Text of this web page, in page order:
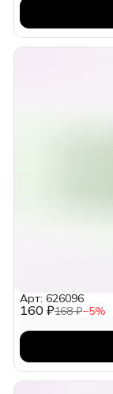
160 ₽168 ₽−5%
Арт: 626096